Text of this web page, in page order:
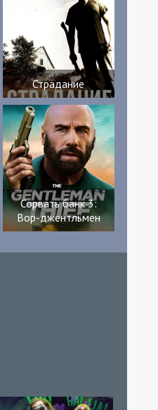
Страдание
Сорвать банк 3:
Вор-джентльмен